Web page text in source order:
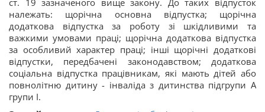
ст. 19 зазначеного вище закону. До таких відпусток
належать: щорічна основна відпустка; щорічна
додаткова відпустка за роботу зі шкідливими та
важкими умовами праці; щорічна додаткова відпустка
за особливий характер праці; інші щорічні додаткові
відпустки, передбачені законодавством; додаткова
соціальна відпустка працівникам, які мають дітей або
повнолітню дитину - інваліда з дитинства підгрупи А
групи І.